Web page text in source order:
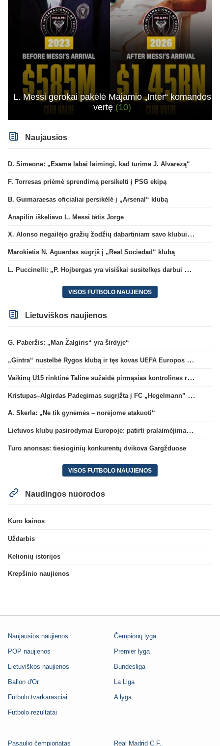
L. Messi gerokai pakėlė Majamio „Inter“ komandos
vertę (10)
Naujausios
D. Simeone: „Esame labai laimingi, kad turime J. Alvarezą“
F. Torresas priėmė sprendimą persikelti į PSG ekipą
B. Guimaraesas oficialiai persikėlė į „Arsenal“ klubą
Anapilin iškeliavo L. Messi tėtis Jorge
X. Alonso negailėjo gražių žodžių dabartiniam savo klubui „Chelsea“
Marokietis N. Aguerdas sugrįš į „Real Sociedad“ klubą
L. Puccinelli: „P. Hojbergas yra visiškai susitelkęs darbui Marselyje“
VISOS FUTBOLO NAUJIENOS
Lietuviškos naujienos
G. Paberžis: „Man Žalgiris“ yra širdyje“
„Gintra“ nustelbė Rygos klubą ir tęs kovas UEFA Europos taurės atrankoje
Vaikinų U15 rinktinė Taline sužaidė pirmąsias kontrolines rungtynes
Kristupas–Algirdas Padegimas sugrįžta į FC „Hegelmann” B sudėtį
A. Skerla: „Ne tik gynėmės – norėjome atakuoti“
Lietuvos klubų pasirodymai Europoje: patirti pralaimėjimai Kroatijos atstovams
Turo anonsas: tiesioginių konkurentų dvikova Gargžduose
VISOS FUTBOLO NAUJIENOS
Naudingos nuorodos
Kuro kainos
Uždarbis
Kelionių istorijos
Krepšinio naujienos
Naujausios naujienos
POP naujienos
Lietuviškos naujienos
Ballon d'Or
Futbolo tvarkarasciai
Futbolo rezultatai
Čempionų lyga
Premier lyga
Bundesliga
La Liga
A lyga
Pasaulio čempionatas Real Madrid C.F.